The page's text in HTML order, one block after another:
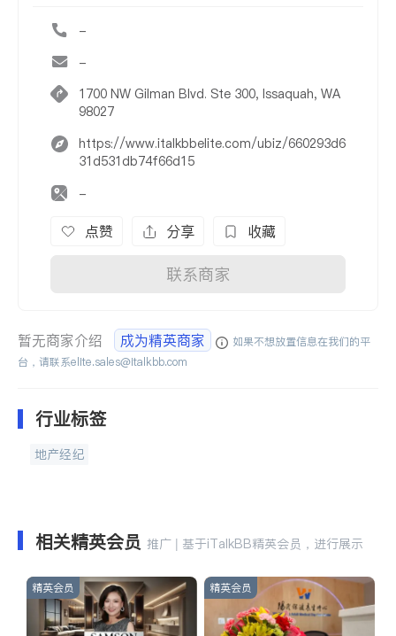
-
-
1700 NW Gilman Blvd. Ste 300, Issaquah, WA
98027
https://www.italkbbelite.com/ubiz/660293d6
31d531db74f66d15
-
点赞 分享 收藏
联系商家
暂无商家介绍 成为精英商家
如果不想放置信息在我们的平
台，请联系elite.sales@italkbb.com
行业标签
地产经纪
相关精英会员 推广 | 基于iTalkBB精英会员，进行展示
精英会员 精英会员